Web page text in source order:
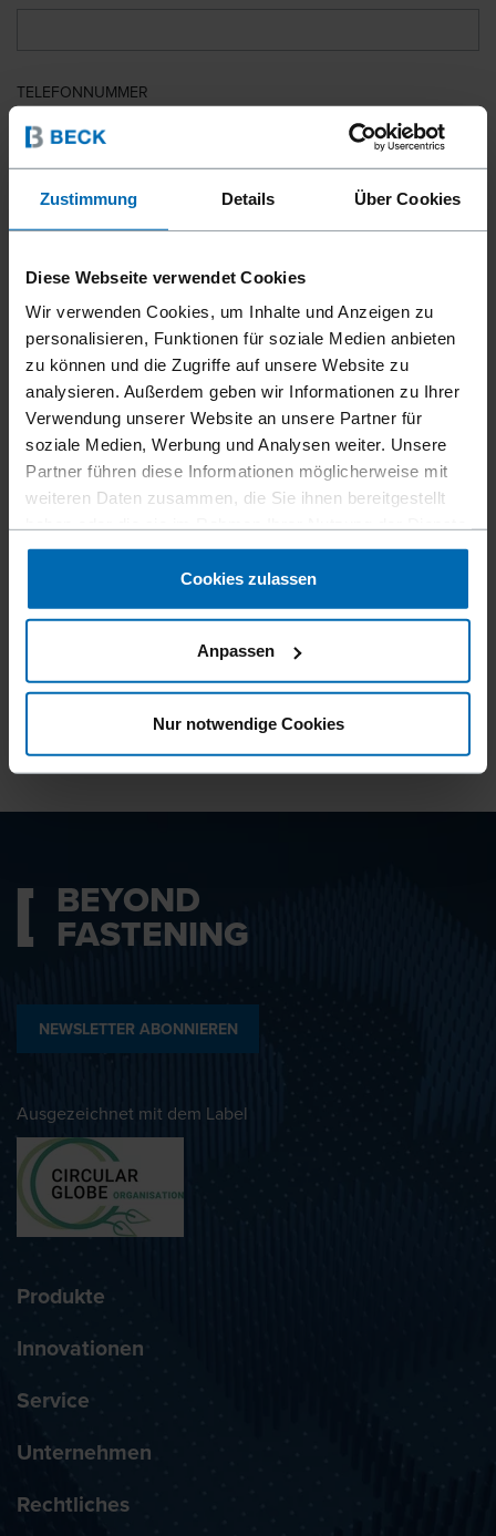
Zustimmung Details Über Cookies
Diese Webseite verwendet Cookies
Wir verwenden Cookies, um Inhalte und Anzeigen zu
personalisieren, Funktionen für soziale Medien anbieten
zu können und die Zugriffe auf unsere Website zu
analysieren. Außerdem geben wir Informationen zu Ihrer
Verwendung unserer Website an unsere Partner für
soziale Medien, Werbung und Analysen weiter. Unsere
Partner führen diese Informationen möglicherweise mit
weiteren Daten zusammen, die Sie ihnen bereitgestellt
gesammelt haben.
Cookies zulassen
Anpassen
Nur notwendige Cookies
TELEFONNUMMER
LAND
PLZ
IHRE NACHRICHT
Datenschutzbestimmungen
BEYOND
FASTENING
NEWSLETTER ABONNIEREN
Ausgezeichnet mit dem Label
Produkte
Innovationen
Service
Unternehmen
Rechtliches